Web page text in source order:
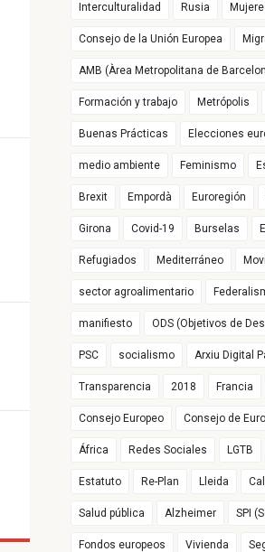
Interculturalidad Rusia
Consejo de la Unión Europea
AMB (Àrea Metropolitana de
Formación y trabajo Metrópolis
Buenas Prácticas Elecciones
medio ambiente Feminismo
Brexit Empordà Euroregión
Girona Covid-19 Burselas
Refugiados Mediterráneo
sector agroalimentario
manifiesto ODS (Objetivos de
PSC socialismo Arxiu Digital
Transparencia 2018 Francia
Consejo Europeo Consejo de
África Redes Sociales LGTB
Estatuto Re-Plan Lleida
Salud pública Alzheimer SPI
Fondos europeos Vivienda